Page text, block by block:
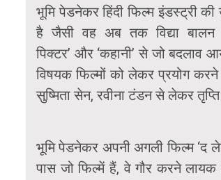
भूमि पेडनेकर हिंदी फिल्म इंडस्ट्री
है जैसी वह अब तक विद्या बालन
पिक्टर’ और ‘कहानी’ से जो बदलाव
विषयक फिल्मों को लेकर प्रयोग
सुष्मिता सेन, रवीना टंडन से लेकर
भूमि पेडनेकर अपनी अगली फिल्म ‘द
पास जो फिल्में हैं, वे गौर करने लायक